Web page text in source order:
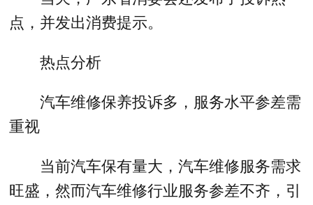
点，并发出消费提示。
热点分析
汽车维修保养投诉多，服务水平参差需
重视
当前汽车保有量大，汽车维修服务需求
旺盛，然而汽车维修行业服务参差不齐，引